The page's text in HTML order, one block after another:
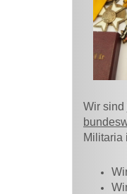
Wir sind
Militaria